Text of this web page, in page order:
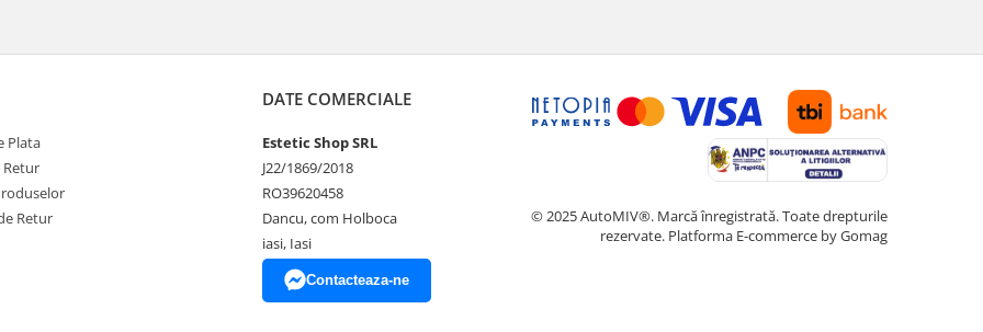
Plata
Retur
Retur
DATE COMERCIALE
Estetic Shop SRL
J22/1869/2018
RO39620458
Dancu, com Holboca
iasi, Iasi
Contacteaza-ne
© 2025 AutoMIV®. Marcă înregistrată. Toate drepturile
rezervate. Platforma E-commerce by Gomag